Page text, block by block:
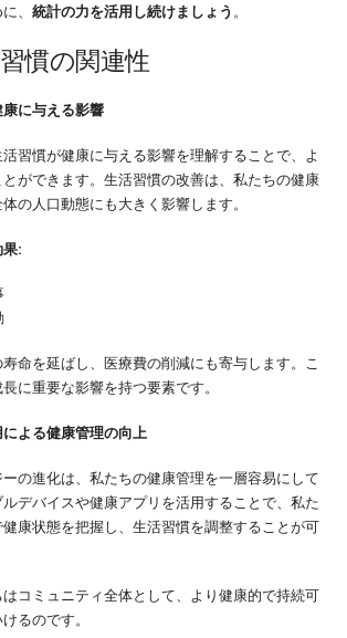
、 統計の力を活用し続けましょう 。
慣の関連性
に与える影響
習慣が健康に与える影響を理解することで、よ
ができます。生活習慣の改善は、私たちの健康
の人口動態にも大きく影響します。
:
命を延ばし、医療費の削減にも寄与します。こ
に重要な影響を持つ要素です。
よる健康管理の向上
の進化は、私たちの健康管理を一層容易にして
デバイスや健康アプリを活用することで、私た
康状態を把握し、生活習慣を調整することが可
コミュニティ全体として、より健康的で持続可
るのです。